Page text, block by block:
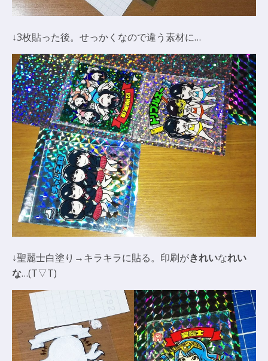
↓3枚貼った後。せっかくなので違う素材に…
↓聖麗士白塗り→キラキラに貼る。印刷がきれいなれい
な…(T▽T)